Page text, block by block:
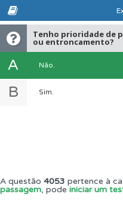
Tenho prioridade de
ou entroncamento?
A Não.
B Sim.
A questão 4053 pertence à
passagem, pode iniciar um